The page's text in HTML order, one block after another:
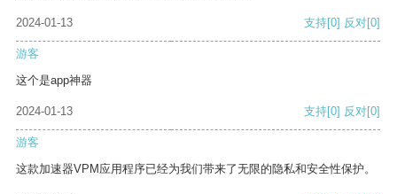
2024-01-13 支持[0] 反对[0]
游客
这个是app神器
2024-01-13 支持[0] 反对[0]
游客
这款加速器VPM应用程序已经为我们带来了无限的隐私和安全性保护。